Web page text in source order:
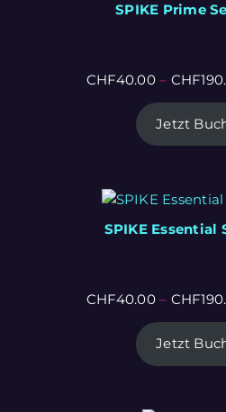
SPIKE Prime
CHF40.00– CHF
Jetzt
SPIKE Essential
CHF40.00– CHF
Jetzt